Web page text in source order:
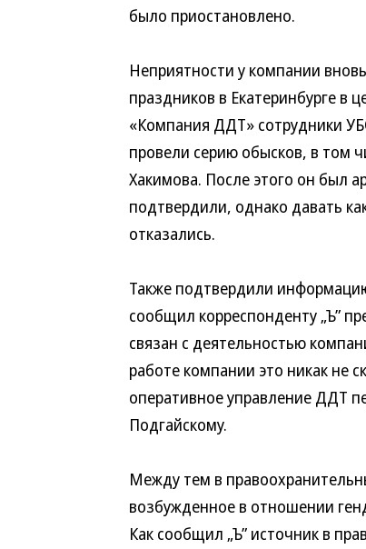
было приостановлено.
Неприятности у компании
праздников в Екатеринбурге в
«Компания ДДТ» сотрудники
провели серию обысков, в том
Хакимова. После этого он был
подтвердили, однако давать
отказались.
Также подтвердили
сообщил корреспонденту „Ъ”
связан с деятельностью
работе компании это никак не
оперативное управление ДДТ
Подгайскому.
Между тем в
возбужденное в отношении
Как сообщил „Ъ” источник в